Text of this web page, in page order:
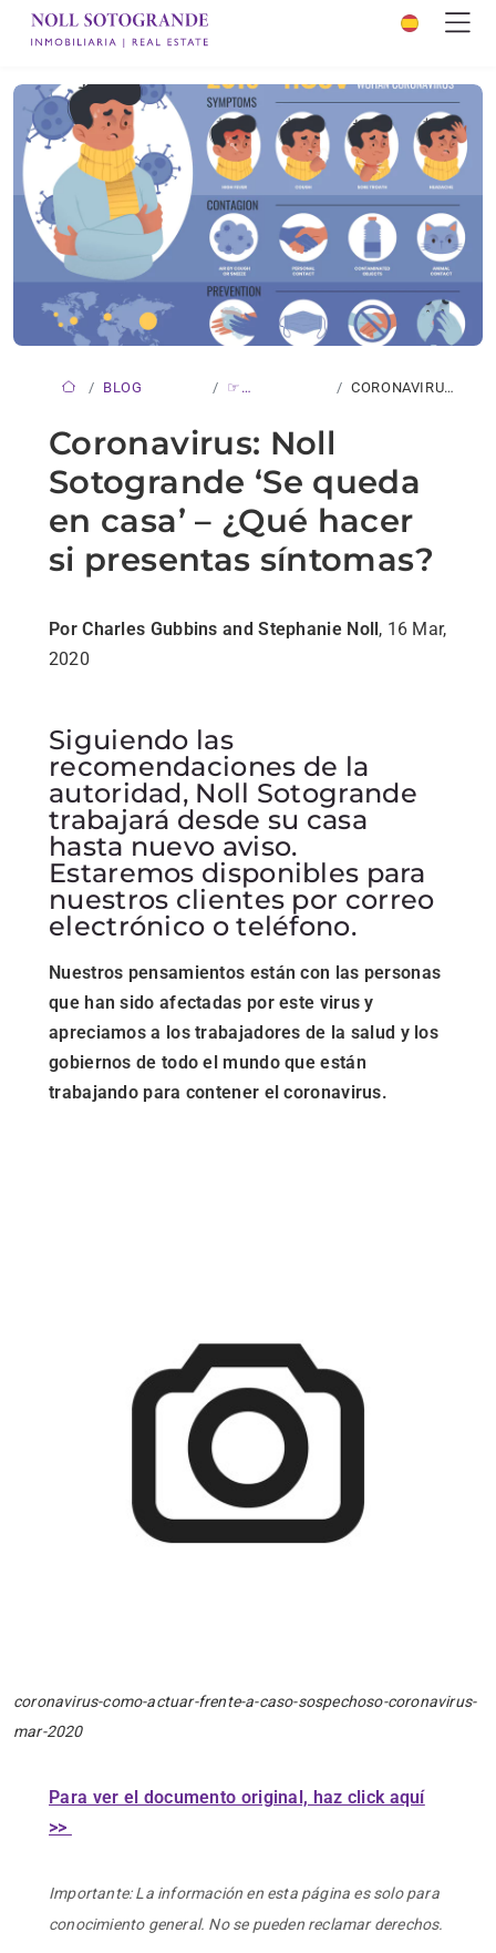
BLOG
☞
CORONAVIRUS:
‘SE…
Coronavirus: Noll
Sotogrande ‘Se queda
en casa’ – ¿Qué hacer
si presentas síntomas?
Por Charles Gubbins and Stephanie Noll, 16 Mar,
2020
Siguiendo las
recomendaciones de la
autoridad, Noll Sotogrande
trabajará desde su casa
hasta nuevo aviso.
Estaremos disponibles para
nuestros clientes por correo
electrónico o teléfono.
Nuestros pensamientos están con las personas
que han sido afectadas por este virus y
apreciamos a los trabajadores de la salud y los
gobiernos de todo el mundo que están
trabajando para contener el coronavirus.
coronavirus-como-actuar-frente-a-caso-sospechoso-coronavirus-
mar-2020
Para ver el documento original, haz click aquí
>>
Importante: La información en esta página es solo para
conocimiento general. No se pueden reclamar derechos.